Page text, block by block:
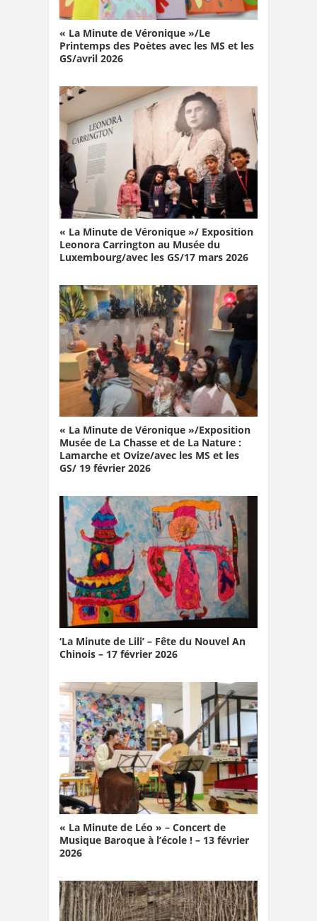
« La Minute de Véronique »/Le
Printemps des Poètes avec les MS et les
GS/avril 2026
« La Minute de Véronique »/ Exposition
Leonora Carrington au Musée du
Luxembourg/avec les GS/17 mars 2026
« La Minute de Véronique »/Exposition
Musée de La Chasse et de La Nature :
Lamarche et Ovize/avec les MS et les
GS/ 19 février 2026
‘La Minute de Lili’ – Fête du Nouvel An
Chinois – 17 février 2026
« La Minute de Léo » – Concert de
Musique Baroque à l’école ! – 13 février
2026